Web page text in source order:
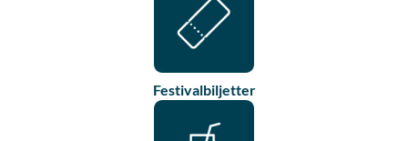
Festivalbiljetter